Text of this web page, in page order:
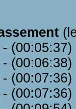
-
-
-
-